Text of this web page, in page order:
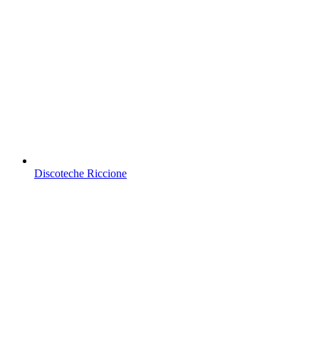
Discoteche Riccione